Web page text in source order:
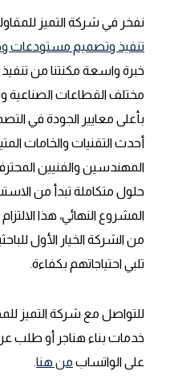
نفخر في شركة التميز
تنفيذ وتصميم مستودعات
خبرة واسعة مكنتنا من
مختلف القطاعات الصناعية
بأعلى معايير الجودة في
أحدث التقنيات والخامات
المهندسين والفنيين
حلول متكاملة تبدأ من
المشروع النهائي، هذا
من الشركة الخيار الأول
تلبي احتياجاتهم بكفاءة.
للتواصل مع شركة التميز
خدمات بناء هناجر أو طلب
على الواتساب من هنا.